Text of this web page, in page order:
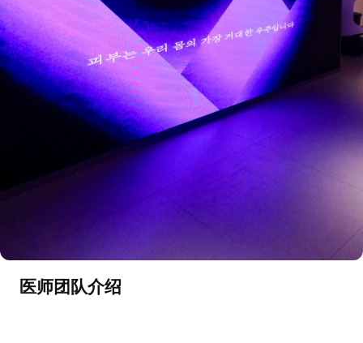
医师团队介绍